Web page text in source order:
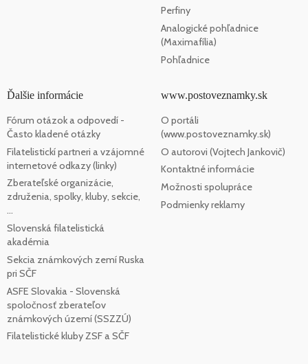
Perfiny
Analogické pohľadnice
(Maximafília)
Pohľadnice
Ďalšie informácie
Fórum otázok a odpovedí -
Často kladené otázky
Filatelistickí partneri a vzájomné
internetové odkazy (linky)
Zberateľské organizácie,
združenia, spolky, kluby, sekcie,
...
Slovenská filatelistická
akadémia
Sekcia známkových zemí Ruska
pri SČF
ASFE Slovakia - Slovenská
spoločnosť zberateľov
známkových území (SSZZÚ)
Filatelistické kluby ZSF a SČF
www.postoveznamky.sk
O portáli
(www.postoveznamky.sk)
O autorovi (Vojtech Jankovič)
Kontaktné informácie
Možnosti spolupráce
Podmienky reklamy